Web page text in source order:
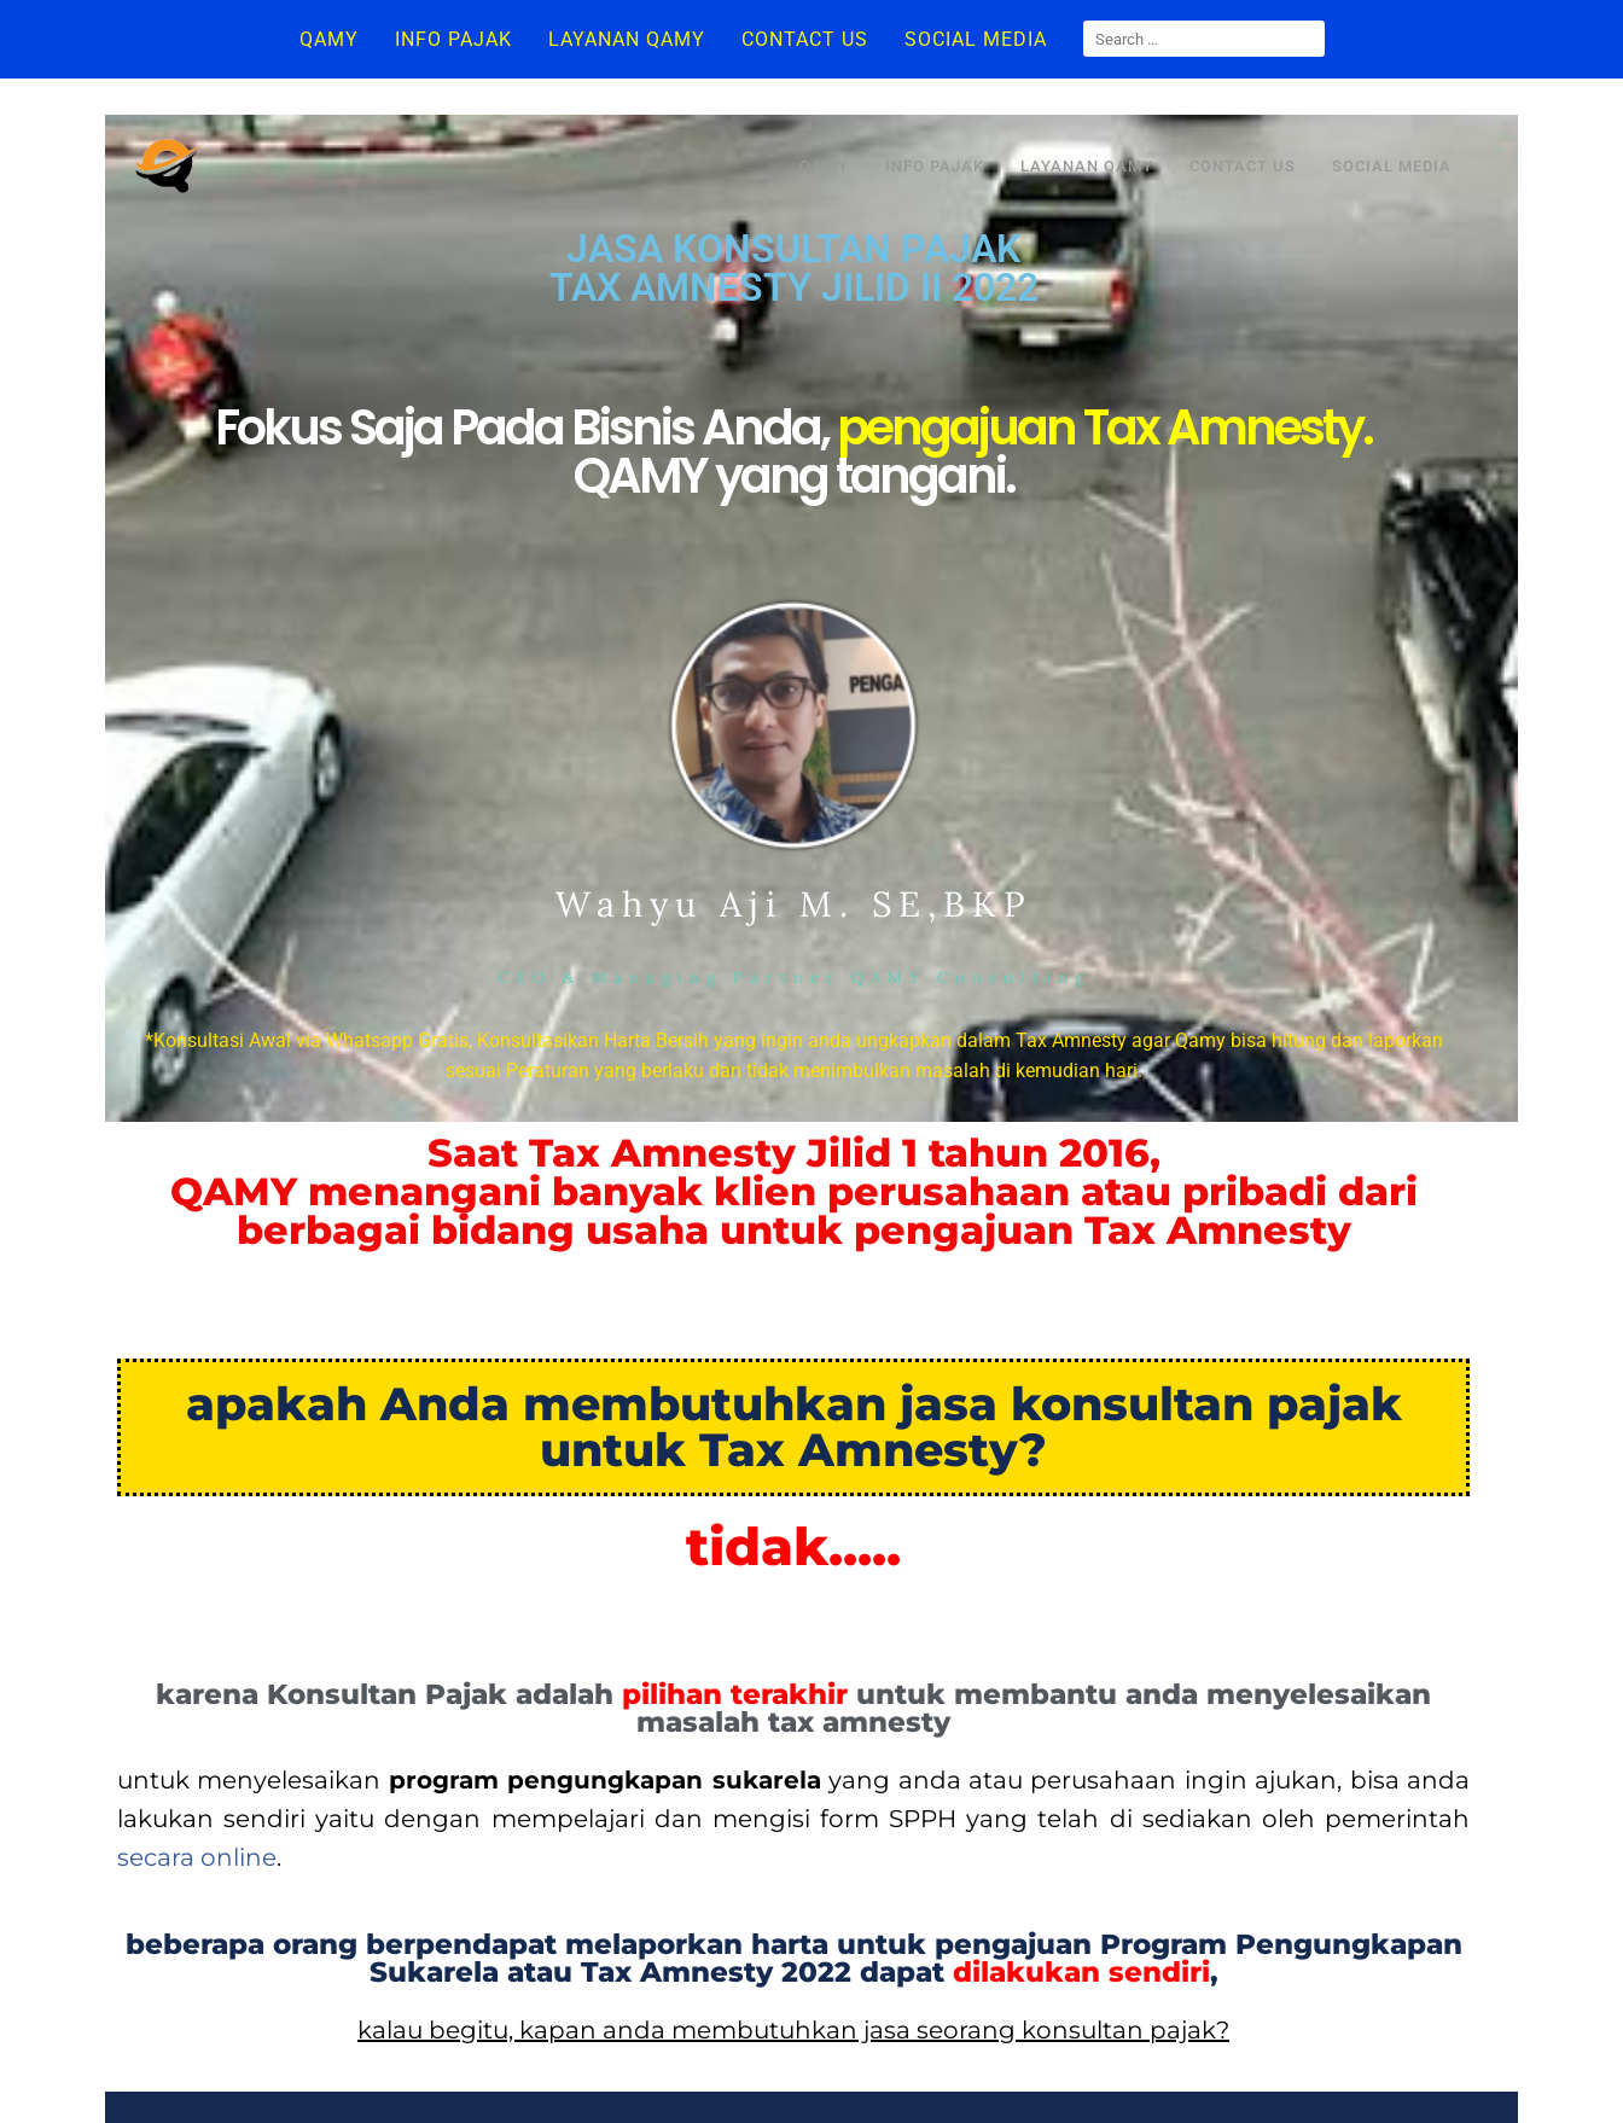
QAMY INFO PAJAK LAYANAN QAMY CONTACT US SOCIAL MEDIA
QAMY INFO PAJAK LAYANAN QAMY CONTACT US SOCIAL MEDIA
JASA KONSULTAN PAJAK
TAX AMNESTY JILID II 2022
Fokus Saja Pada Bisnis Anda,pengajuan Tax Amnesty.
QAMY yang tangani.
Wahyu Aji M. SE,BKP
CEO & Managing Partner QAMY Consulting
*Konsultasi Awal via Whatsapp Gratis, Konsultasikan Harta Bersih yang ingin anda ungkapkan dalam Tax Amnesty agar Qamy bisa hitung dan laporkan
sesuai Peraturan yang berlaku dan tidak menimbulkan masalah di kemudian hari.
Saat Tax Amnesty Jilid 1 tahun 2016,
QAMY menangani banyak klien perusahaan atau pribadi dari
berbagai bidang usaha untuk pengajuan Tax Amnesty
apakah Anda membutuhkan jasa konsultan pajak
untuk Tax Amnesty?
tidak.....
karena Konsultan Pajak adalah pilihan terakhir untuk membantu anda menyelesaikan
masalah tax amnesty
untuk menyelesaikan program pengungkapan sukarela yang anda atau perusahaan ingin ajukan, bisa anda
lakukan sendiri yaitu dengan mempelajari dan mengisi form SPPH yang telah di sediakan oleh pemerintah
secara online.
beberapa orang berpendapat melaporkan harta untuk pengajuan Program Pengungkapan
Sukarela atau Tax Amnesty 2022 dapatdilakukan sendiri,
kalau begitu, kapan anda membutuhkan jasa seorang konsultan pajak?